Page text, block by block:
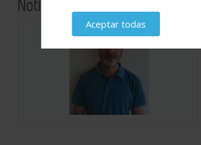
Noticias relacionadas
Aceptar todas